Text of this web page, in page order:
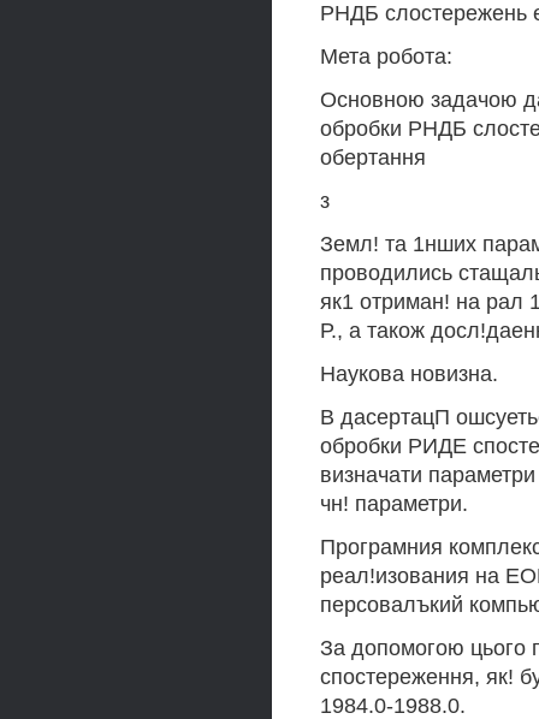
РНДБ слостережень
Мета робота:
Основною задачою
обробки РНДБ
обертання
з
Земл! та 1нших
проводились
як1 отриман! на рал
Р., а також
Наукова новизна.
В дасертацП
обробки РИДЕ
визначати
чн! параметри.
Програмния
реал!изования на
персовалъкий
За допомогою цього
спостереження, як!
1984.0-1988.0.